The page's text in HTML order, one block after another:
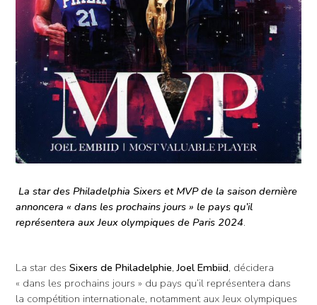
La star des Philadelphia Sixers et MVP de la saison dernière
annoncera « dans les prochains jours » le pays qu’il
représentera aux Jeux olympiques de Paris 2024.
La star des Sixers de Philadelphie,Joel Embiid, décidera
« dans les prochains jours » du pays qu’il représentera dans
la compétition internationale, notamment aux Jeux olympiques